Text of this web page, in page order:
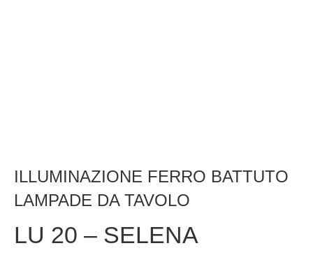
ILLUMINAZIONE FERRO BATTUTO
LAMPADE DA TAVOLO
LU 20 – SELENA